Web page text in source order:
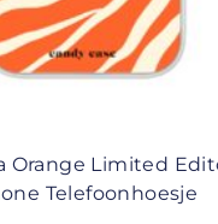
Orange Limited
Telefoonhoesje